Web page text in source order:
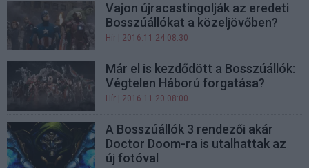
Vajon újracastingolják az eredeti
Bosszúállókat a közeljövőben?
Hír | 2016.11.24 08:30
Már el is kezdődött a Bosszúállók:
Végtelen Háború forgatása?
Hír | 2016.11.20 08:00
A Bosszúállók 3 rendezői akár
Doctor Doom-ra is utalhattak az
új fotóval